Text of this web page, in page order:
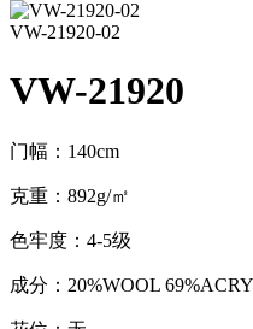
VW-21920-02
VW-21920
门幅：140cm
克重：892g/㎡
色牢度：4-5级
成分：20%WOOL